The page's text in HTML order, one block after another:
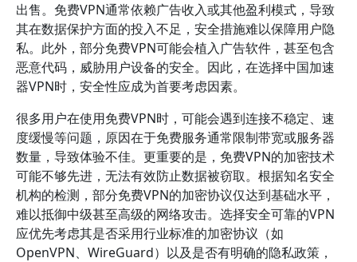
出售。免费VPN通常依赖广告收入或其他盈利模式，导致
其在数据保护方面的投入不足，安全措施难以保障用户隐
私。此外，部分免费VPN可能会植入广告软件，甚至包含
恶意代码，威胁用户设备的安全。因此，在选择中国加速
器VPN时，安全性应成为首要考虑因素。
很多用户在使用免费VPN时，可能会遇到连接不稳定、速
度缓慢等问题，原因在于免费服务通常限制带宽或服务器
数量，导致体验不佳。更重要的是，免费VPN的加密技术
可能不够先进，无法有效防止数据被窃取。根据知名安全
机构的检测，部分免费VPN的加密协议仅达到基础水平，
难以抵御中级甚至高级的网络攻击。选择安全可靠的VPN
应优先考虑其是否采用行业标准的加密协议（如
OpenVPN、WireGuard）以及是否有明确的隐私政策，